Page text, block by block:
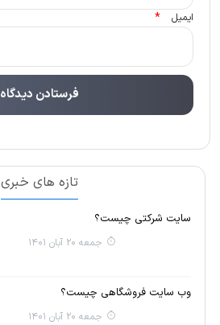
ایمیل *
تازه های خبری
سایت شرکتی چیست؟
جمعه 20 آبان 1401
وب سایت فروشگاهی چیست؟
جمعه 20 آبان 1401